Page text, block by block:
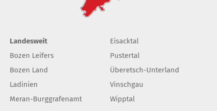
Landesweit
Bozen Leifers
Bozen Land
Ladinien
Meran-Burggrafenamt
Eisacktal
Pustertal
Überetsch-Unterland
Vinschgau
Wipptal